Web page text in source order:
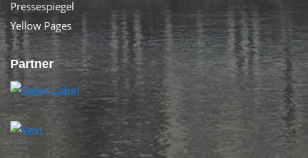
Pressespiegel
Yellow Pages
Partner